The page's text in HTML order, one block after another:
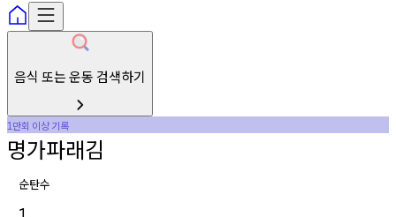
음식 또는 운동 검색하기
1만회 이상기록
명가파래김
순탄수